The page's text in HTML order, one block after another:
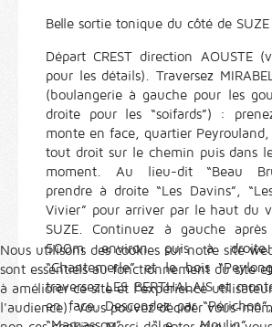
Belle sortie tonique du côté de SUZE
Départ CREST direction AOUSTE
pour les détails). Traversez
(boulangerie à gauche pour les
droite pour les “soifards”) :
monte en face, quartier
tout droit sur le chemin puis dans
moment. Au lieu-dit “Beau
prendre à droite “Les Davins”,
Vivier” pour arriver par le haut du
SUZE. Continuez à gauche
500m environ puis à
“Chantemerle” et le bois
traversez LES BERTHALAIS et
en face. Descendez par
Nous utilisons des cookies sur notre site
sont essentiels au fonctionnement du site
à améliorer ce site et l’expérience
l'audience). Vous pouvez décider vous-